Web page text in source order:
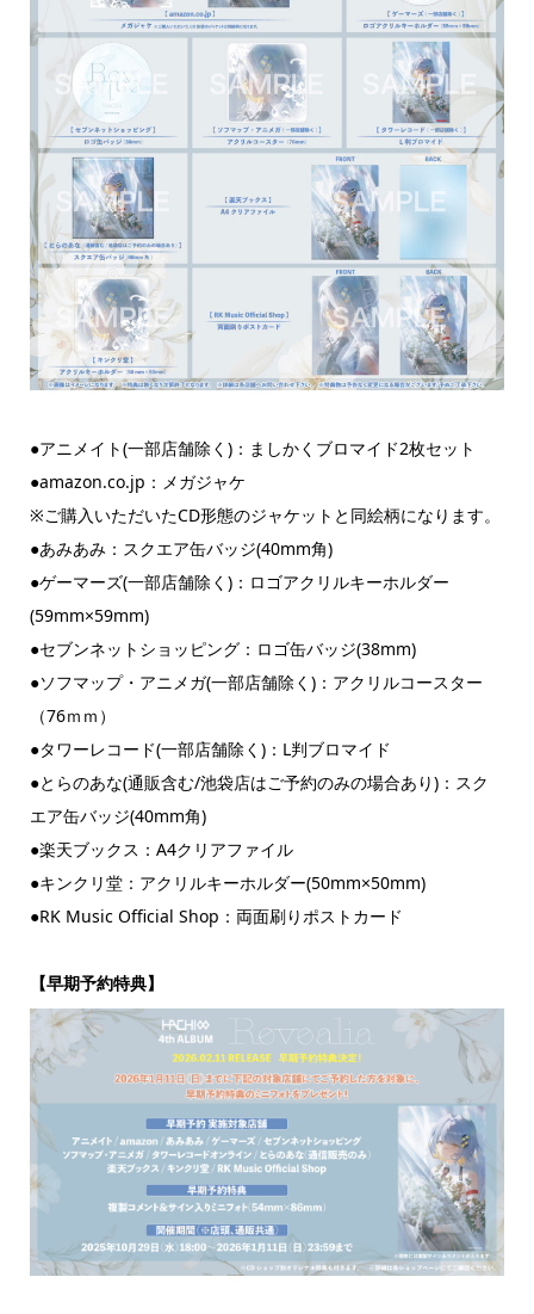
●アニメイト(一部店舗除く)：ましかくブロマイド2枚セット
●amazon.co.jp：メガジャケ
※ご購入いただいたCD形態のジャケットと同絵柄になります。
●あみあみ：スクエア缶バッジ(40mm角)
●ゲーマーズ(一部店舗除く)：ロゴアクリルキーホルダー
(59mm×59mm)
●セブンネットショッピング：ロゴ缶バッジ(38mm)
●ソフマップ・アニメガ(一部店舗除く)：アクリルコースター
（76ｍｍ）
●タワーレコード(一部店舗除く)：L判ブロマイド
●とらのあな(通販含む/池袋店はご予約のみの場合あり)：スク
エア缶バッジ(40mm角)
●楽天ブックス：A4クリアファイル
●キンクリ堂：アクリルキーホルダー(50mm×50mm)
●RK Music Official Shop：両面刷りポストカード
【早期予約特典】